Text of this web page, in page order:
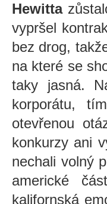
Hewitta
vypršel
bez drog,
na které se
taky jasná.
korporátu,
otevřenou
konkurzy ani
nechali volný
americké
kalifornská